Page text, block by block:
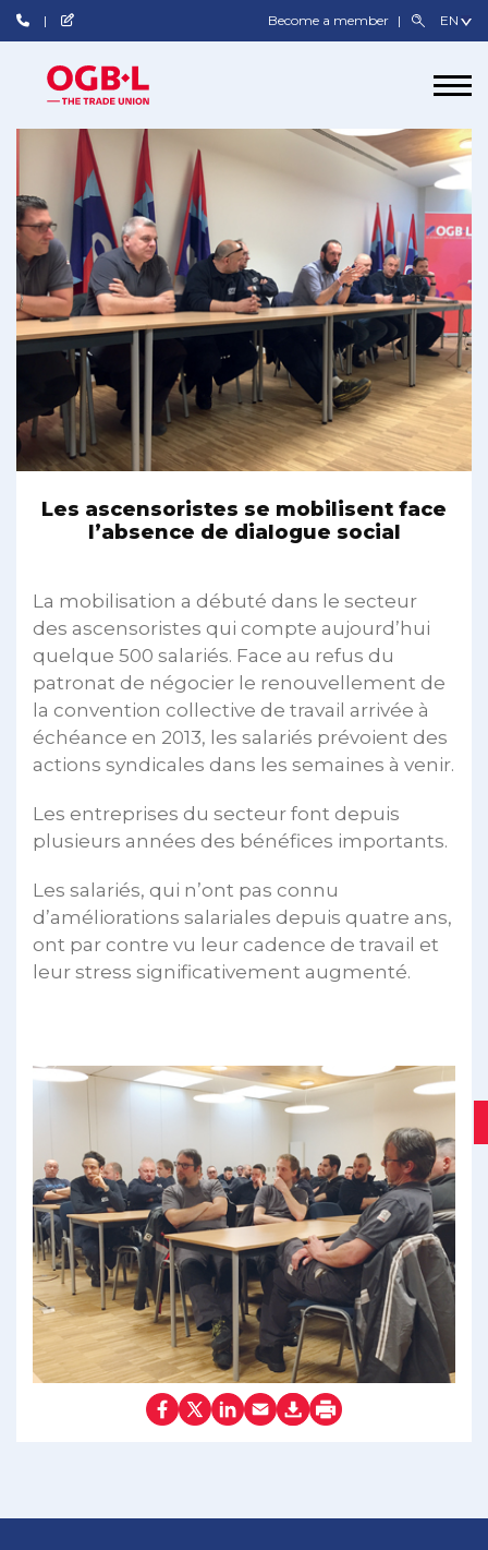
Become a member
Les ascensoristes se mobilisent face
l’absence de dialogue social
La mobilisation a débuté dans le secteur
des ascensoristes qui compte aujourd’hui
quelque 500 salariés. Face au refus du
patronat de négocier le renouvellement de
la convention collective de travail arrivée à
échéance en 2013, les salariés prévoient des
actions syndicales dans les semaines à venir.
Les entreprises du secteur font depuis
plusieurs années des bénéfices importants.
Les salariés, qui n’ont pas connu
d’améliorations salariales depuis quatre ans,
ont par contre vu leur cadence de travail et
leur stress significativement augmenté.